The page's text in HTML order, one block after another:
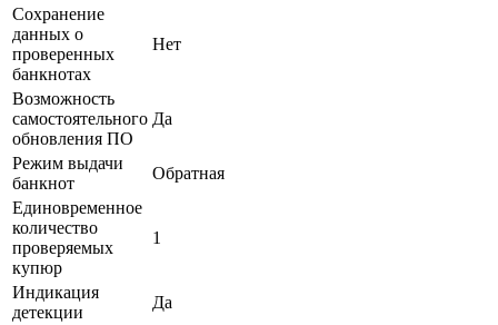
Сохранение
данных о
проверенных
банкнотах
Нет
Возможность
самостоятельного
обновления ПО
Да
Режим выдачи
банкнот
Обратная
Единовременное
количество
проверяемых
купюр
1
Индикация
детекции
Да